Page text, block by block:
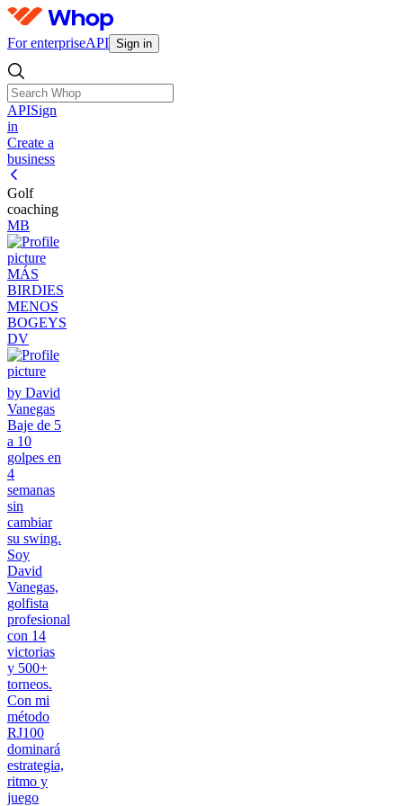
For enterpriseAPI Sign in
APISign
in
Create a
business
Golf
coaching
MB
MÁS
BIRDIES
MENOS
BOGEYS
DV
by David
Vanegas
Baje de 5
a 10
golpes en
4
semanas
sin
cambiar
su swing.
Soy
David
Vanegas,
golfista
profesional
con 14
victorias
y 500+
torneos.
Con mi
método
RJ100
dominará
estrategia,
ritmo y
juego